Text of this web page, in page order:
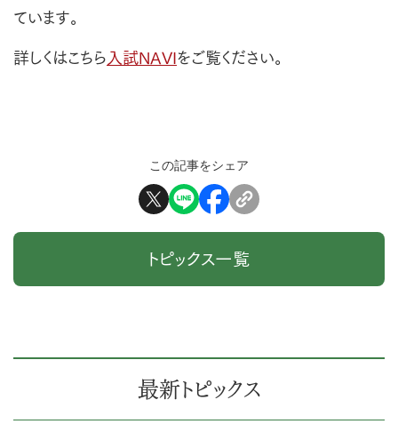
ています。
詳しくはこちら 入試NAVIをご覧ください。
この記事をシェア
トピックス一覧
最新トピックス